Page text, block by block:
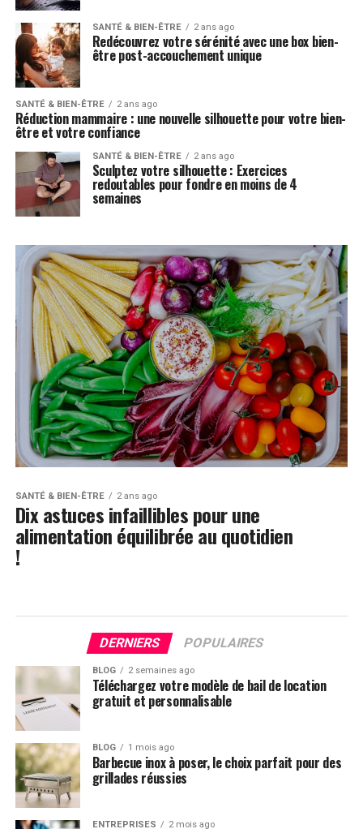
SANTÉ & BIEN-ÊTRE 2 ans ago
Redécouvrez votre sérénité avec une box bien-
être post-accouchement unique
SANTÉ & BIEN-ÊTRE 2 ans ago
Réduction mammaire : une nouvelle silhouette pour votre bien-
être et votre confiance
SANTÉ & BIEN-ÊTRE 2 ans ago
Sculptez votre silhouette : Exercices
redoutables pour fondre en moins de 4
semaines
SANTÉ & BIEN-ÊTRE 2 ans ago
Dix astuces infaillibles pour une
alimentation équilibrée au quotidien
!
DERNIERS POPULAIRES
BLOG 2 semaines ago
Téléchargez votre modèle de bail de location
gratuit et personnalisable
BLOG 1 mois ago
Barbecue inox à poser, le choix parfait pour des
grillades réussies
ENTREPRISES 2 mois ago